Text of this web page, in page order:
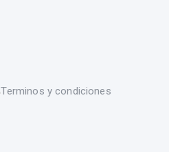
Terminos y condiciones